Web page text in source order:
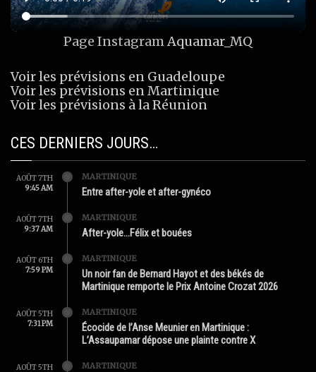
Page InstagramAquamar_MQ
Voir les prévisions en Guadeloupe
Voir les prévisions en Martinique
Voir les prévisions à la Réunion
CES DERNIERS JOURS…
AOÛT 7TH
9:45 AM
MARTINIQUE
Entre after-yole et after-gynéco
AOÛT 7TH
9:37 AM
MARTINIQUE
After-yole…Félix et bouées
AOÛT 6TH
7:59 PM
MARTINIQUE
Un noir fan de Bernard Hayot et des békés de
Martinique remporte le Prix Antoine Crozat 2026
AOÛT 5TH
7:31 PM
MARTINIQUE
Écocide de l’Anse Meunier en Martinique :
L’Assaupamar dépose une plainte contre X
AOÛT 5TH
MARTINIQUE